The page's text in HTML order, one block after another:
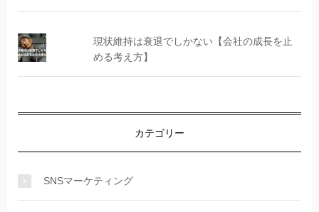
現状維持は衰退でしかない【会社の成長を止
める考え方】
カテゴリー
SNSマーケティング